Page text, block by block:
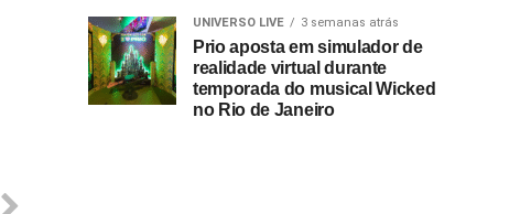
UNIVERSO LIVE 3 semanas atrás
Prio aposta em simulador de
realidade virtual durante
temporada do musical Wicked
no Rio de Janeiro